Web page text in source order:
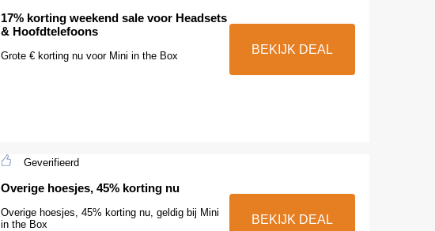
17% korting weekend sale voor Headsets
& Hoofdtelefoons
Grote € korting nu voor Mini in the Box BEKIJK DEAL
Geverifieerd
Overige hoesjes, 45% korting nu
Overige hoesjes, 45% korting nu, geldig bij Mini
in the Box
BEKIJK DEAL